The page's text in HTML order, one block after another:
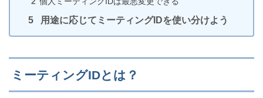
iOS15のSafariが使いづらい!!検索バーをもとに戻す
iPhoneのホーム画面にTwitterのウィジェットを表示
用途に応じてミーティングIDを使い分けよう
ミーティングIDとは？